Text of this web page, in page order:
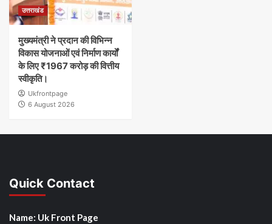
उत्तराखंड
मुख्यमंत्री ने प्रदान की विभिन्न
विकास योजनाओं एवं निर्माण कार्यों
के लिए ₹1967 करोड़ की वित्तीय
स्वीकृति।
Ukfrontpage
6 August 2026
Quick Contact
Name: Uk Front Page